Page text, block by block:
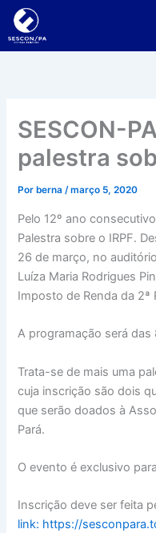
para
SESCON-
palestra
Por berna/março 5, 2020
Pelo 12º ano
Palestra sobre o IRPF.
26 de março, no
Luíza Maria Rodrigues
Imposto de Renda da 2ª
A programação será das
Trata-se de mais uma
cuja inscrição são dois
que serão doados à
Pará.
O evento é exclusivo
Inscrição deve ser feita
link: https://